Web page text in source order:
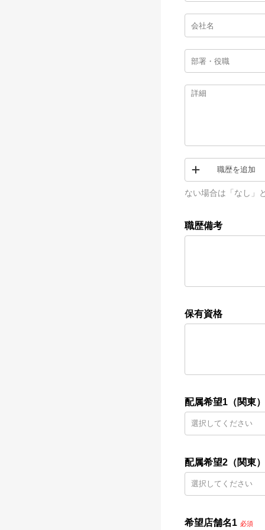
職歴を追加
ない場合は「なし」
職歴備考
保有資格
配属希望1（関東）
配属希望2（関東）
希望店舗名1 必須